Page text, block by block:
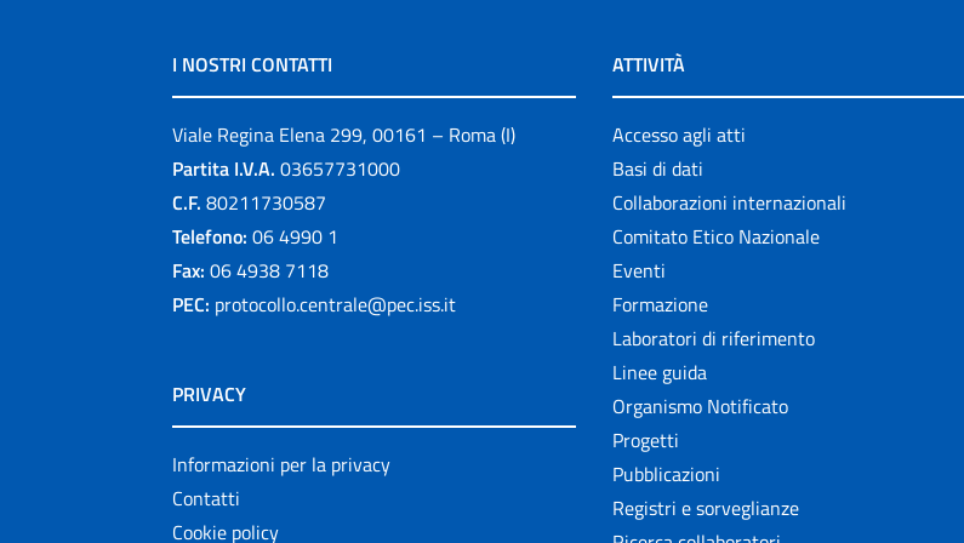
I NOSTRI CONTATTI
Viale Regina Elena 299, 00161 – Roma (I)
Partita I.V.A. 03657731000
C.F. 80211730587
Telefono: 06 4990 1
Fax: 06 4938 7118
PEC: protocollo.centrale@pec.iss.it
PRIVACY
Informazioni per la privacy
Contatti
Cookie policy
ATTIVITÀ
Accesso agli atti
Basi di dati
Collaborazioni internazionali
Comitato Etico Nazionale
Eventi
Formazione
Laboratori di riferimento
Linee guida
Organismo Notificato
Progetti
Pubblicazioni
Registri e sorveglianze